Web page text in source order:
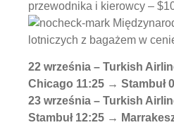
przewodnika i kierowcy –
lotniczych z bagażem w
22 września – Turkish
Chicago 11:25 → Stambuł
23 września – Turkish
Stambuł 12:25 →